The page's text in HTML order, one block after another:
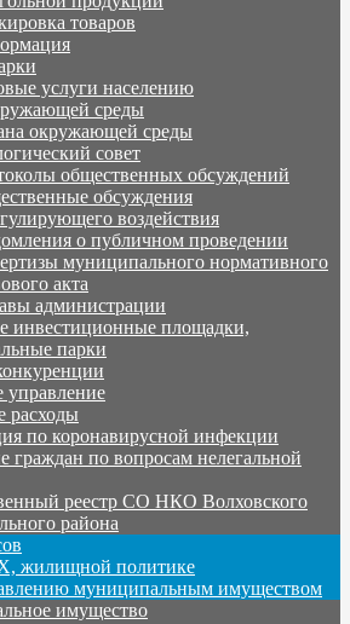
товаров
услуги населению
среды
окружающей среды
совет
общественных обсуждений
обсуждения
воздействия
о публичном проведении
муниципального нормативного
акта
администрации
инвестиционные площадки,
парки
управление
расходы
по коронавирусной инфекции
граждан по вопросам нелегальной
реестр СО НКО Волховского
района
жилищной политике
муниципальным имуществом
имущество